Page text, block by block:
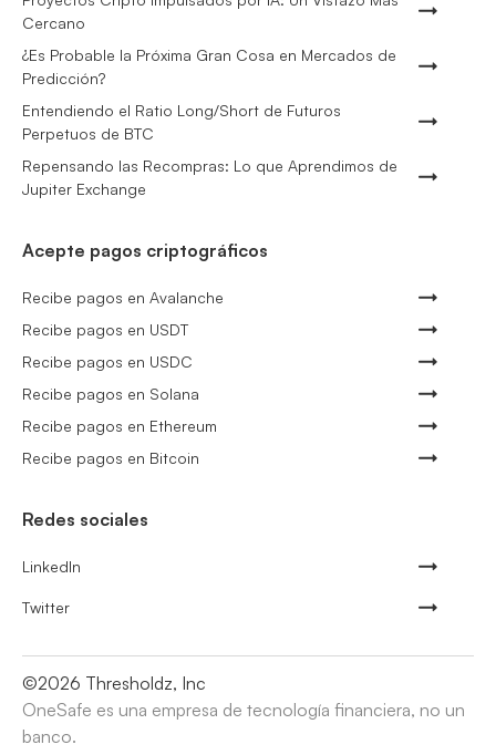
Cercano
¿Es Probable la Próxima Gran Cosa en Mercados de
Predicción?
Entendiendo el Ratio Long/Short de Futuros
Perpetuos de BTC
Repensando las Recompras: Lo que Aprendimos de
Jupiter Exchange
Acepte pagos criptográficos
Recibe pagos en Avalanche
Recibe pagos en USDT
Recibe pagos en USDC
Recibe pagos en Solana
Recibe pagos en Ethereum
Recibe pagos en Bitcoin
Redes sociales
LinkedIn
Twitter
©2026 Thresholdz, Inc
OneSafe es una empresa de tecnología financiera, no un
banco.